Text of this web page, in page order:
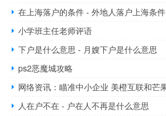
在上海落户的条件 - 外地人落户上海条件
小学班主任老师评语
下户是什么意思 - 月嫂下户是什么意思
ps2恶魔城攻略
人在户不在 - 户在人不再是什么意思